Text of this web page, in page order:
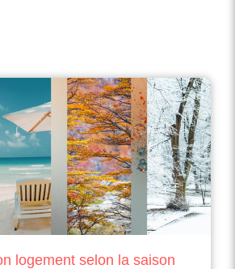
logement selon la saison